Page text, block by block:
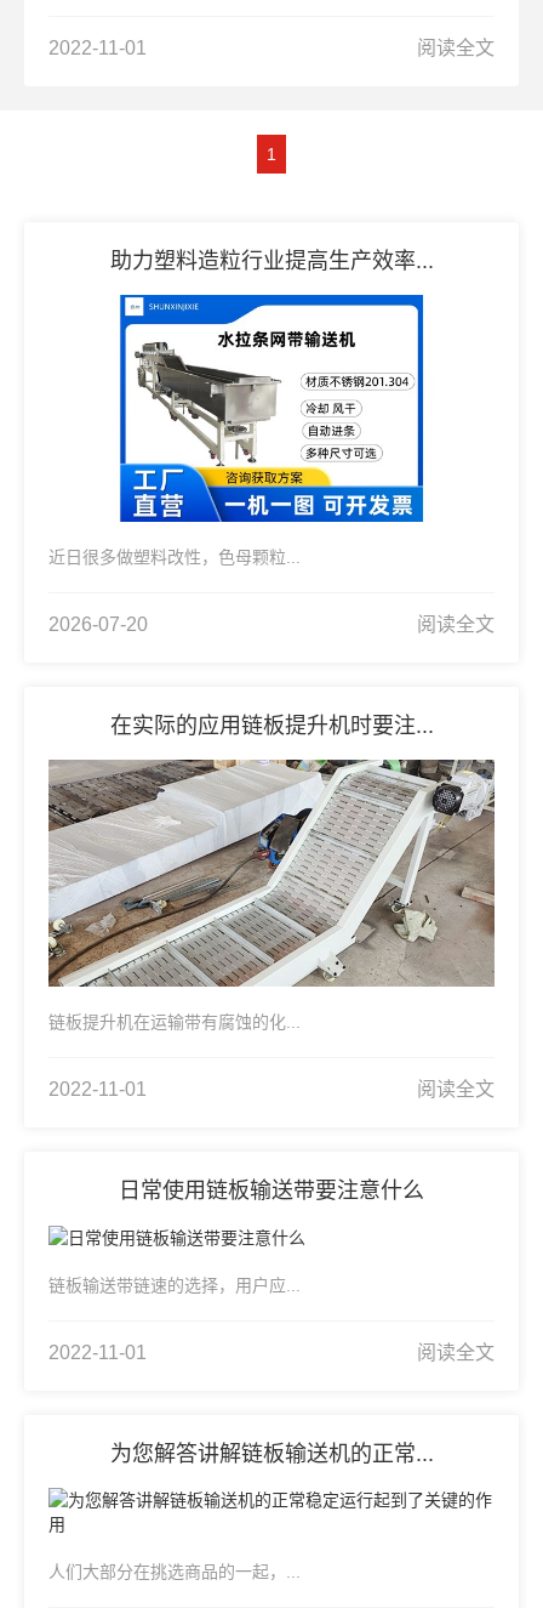
2022-11-01 阅读全文
1
助力塑料造粒行业提高生产效率...
近日很多做塑料改性，色母颗粒...
2026-07-20 阅读全文
在实际的应用链板提升机时要注...
链板提升机在运输带有腐蚀的化...
2022-11-01 阅读全文
日常使用链板输送带要注意什么
链板输送带链速的选择，用户应...
2022-11-01 阅读全文
为您解答讲解链板输送机的正常...
人们大部分在挑选商品的一起，...